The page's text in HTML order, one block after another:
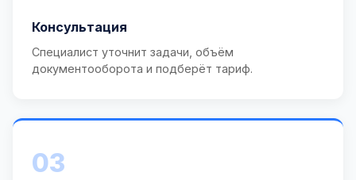
Консультация
Специалист уточнит задачи, объём
документооборота и подберёт тариф.
03